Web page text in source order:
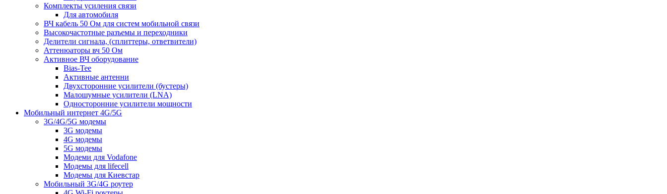
Комплекты усиления связи
Для автомобиля
ВЧ кабель 50 Ом для систем мобильной связи
Высокочастотные разъемы и переходники
Делители сигнала, (сплиттеры, ответвители)
Аттенюаторы вч 50 Ом
Активное ВЧ оборудование
Bias-Tee
Активные антенни
Двухсторонние усилители (бустеры)
Малошумные усилители (LNA)
Односторонние усилители мощности
Мобильный интернет 4G/5G
3G/4G/5G модемы
3G модемы
4G модемы
5G модемы
Модеми для Vodafone
Модемы для lifecell
Модемы для Киевстар
Мобильный 3G/4G роутер